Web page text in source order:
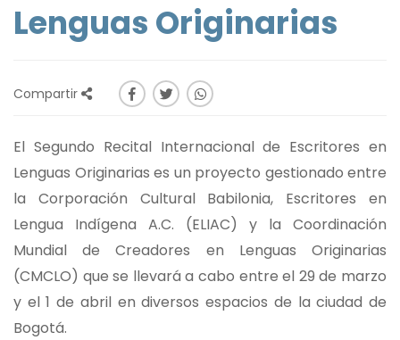
Lenguas Originarias
Compartir
El Segundo Recital Internacional de Escritores en
Lenguas Originarias es un proyecto gestionado entre
la Corporación Cultural Babilonia, Escritores en
Lengua Indígena A.C. (ELIAC) y la Coordinación
Mundial de Creadores en Lenguas Originarias
(CMCLO) que se llevará a cabo entre el 29 de marzo
y el 1 de abril en diversos espacios de la ciudad de
Bogotá.